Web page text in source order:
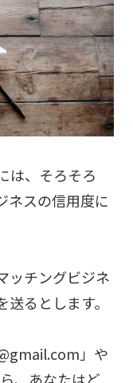
は、そろそろ
ネスの信用度に
チングビジネ
るとします。
」や